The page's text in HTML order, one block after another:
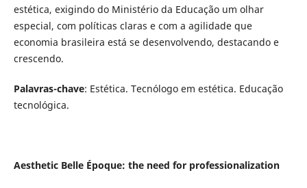
estética, exigindo do Ministério da Educação um olhar
especial, com políticas claras e com a agilidade que
economia brasileira está se desenvolvendo, destacando e
crescendo.
Palavras-chave: Estética. Tecnólogo em estética. Educação
tecnológica.
Aesthetic Belle Époque: the need for professionalization